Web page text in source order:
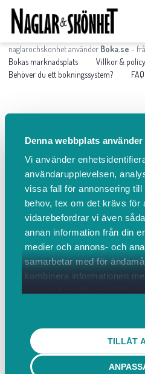
Denna webbplats
Vi använder
användarupplevelsen,
vissa fall för annonsering till
behov, tex om det krävs för
vidarebefordrar vi även
annan information från din
medier och annons- och
samarbetar med för
kombinera informationen
TILLÅT
naglarochskonhet använder Boka.se -
Bokas marknadsplats
Villkor &
Behöver du ett bokningssystem?
FAQ